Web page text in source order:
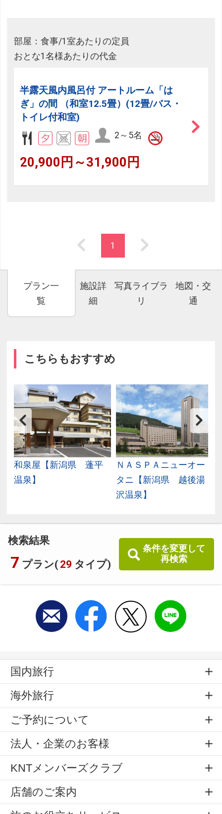
検索結果
7 プラン( 29 タイプ)
条件を変更して
再検索
部屋：食事/1室あたりの定員
おとな1名様あたりの代金
半露天風内風呂付 アートルーム「は
ぎ」の間 （和室12.5畳）(12畳/バス・
トイレ付和室)
2～5名
20,900円～31,900円
1
プラン一
覧
施設詳
細
写真ライブラ
リ
地図・交
通
こちらもおすすめ
和泉屋【新潟県 蓬平
温泉】
ＮＡＳＰＡニューオー
タニ【新潟県 越後湯
沢温泉】
国内旅行
海外旅行
ご予約について
法人・企業のお客様
KNTメンバーズクラブ
店舗のご案内